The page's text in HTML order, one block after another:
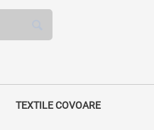
TEXTILE COVOARE